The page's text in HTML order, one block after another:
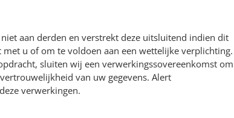
aan derden en verstrekt deze uitsluitend indien dit
u of om te voldoen aan een wettelijke verplichting.
sluiten wij een verwerkingssovereenkomst om
van uw gegevens. Alert
verwerkingen.